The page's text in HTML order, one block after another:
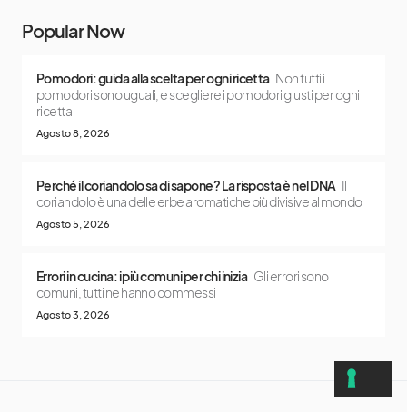
Popular Now
Pomodori: guida alla scelta per ogni ricetta Non tutti i
pomodori sono uguali, e scegliere i pomodori giusti per ogni
ricetta
Agosto 8, 2026
Perché il coriandolo sa di sapone? La risposta è nel DNA Il
coriandolo è una delle erbe aromatiche più divisive al mondo
Agosto 5, 2026
Errori in cucina: i più comuni per chi inizia Gli errori sono
comuni, tutti ne hanno commessi
Agosto 3, 2026